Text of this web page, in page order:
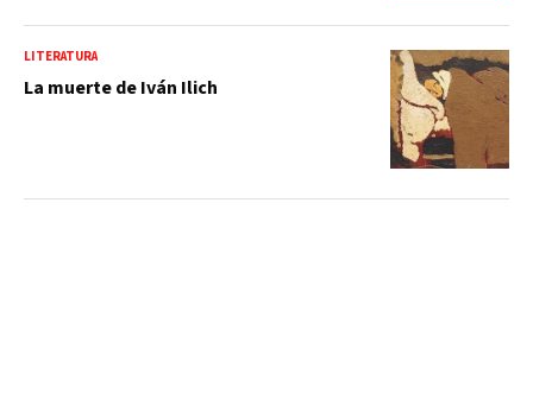
LITERATURA
La muerte de Iván Ilich